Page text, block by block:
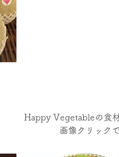
​Happy Vegetableの食
画像クリック